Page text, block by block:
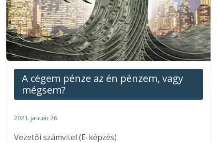
A cégem pénze az én pénzem, vagy
mégsem?
2021. január 26.
Vezetői számvitel (E-képzés)